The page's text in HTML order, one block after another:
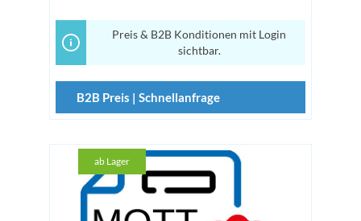
Preis & B2B Konditionen mit Login
sichtbar.
B2B Preis | Schnellanfrage
ab Lager